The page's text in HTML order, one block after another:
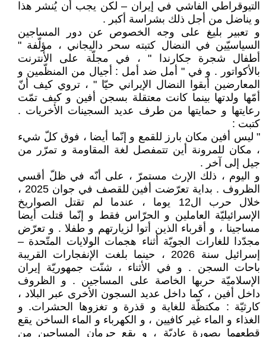
التيوقراطي الفاشي في إيران – لكن يجب أن يُنشر هذا
و يناضل من أجل ذلك بشراسة أكبر .
و تعبير بليغ على وجه الخصوص عن دور المساجين
السياسيّين في النضال كتبته سحر داليجاني ، مؤلّفة "
أطفال شجرة جكارندا " ، في مجلّة على الأنترنت
بالأكواتور . و في " أمل ضد أمل : أجيال من المنظّمين و
المعارضين أبقوا النضال الإيراني حيّا " ، تروي كيف أنّ
أمّها ولدتها بينما كانت معتقلة بسجن أفين و كيف تمّت
رعايتها و حمايتها من طرف عديد السجينات الأخريات .
كتبت :
" ليس أفين مكان بارز للقمع و إنّما أيضا ، فوق كلّ شيء
، مكان للمرونة أين تتمفصل لغة المقاومة و تمرّر من
جيل إلى آخر .
و اليوم ، ذلك الإرث مستمرّ ، على أنّه في ظلّ أقسي
الظروف . بداية تعرّضت أفين للقصف في جوان 2025 ،
خلال حرب ال12 يوما ، عندما لم تقتل الصواريخ
الإسرائيليّة العاملين و الحرّاس فقط و إنّما قتلت أيضا
مساجينا ، و أقرباء الذين أتوا لزيارتهم و طفلا . و تعرّض
مجدّدا للغارات الجويّة أثناء هجمات الولايات المتّحدة –
إسرائيل سنة 2026 ، حينما بلغت الإنفجارات القريبة
باحات السجن . و في الأثناء ، شنّت جمهوريّة إيران
الإسلاميّة حربها الخاصة على المساجين . و الظروف
داخل أفين ، كما داخل عديد السجون الأخرى عبر البلاد ،
كارثيّة : مكتظّة للغاية و قذرة و تغزوها الحشرات. و
الغذاء و الماء غير كافيين ، و الكهرباء و الماء الساخن يقع
قطعهما بصورة عاديّة ، و يقع حرمان المساجين من